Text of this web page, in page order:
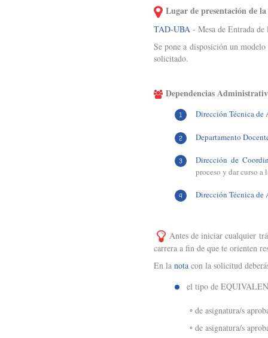
Lugar de presentación de
TAD-UBA - Mesa de Entrada
Se pone a disposición un
solicitado.
Dependencias
Dirección Técnica de
Departamento
Dirección de
proceso y dar curso
Dirección Técnica de
Antes de iniciar cualquier
carrera a fin de que te orienten
En la nota con la solicitud
el tipo de
◦ de asignatura/s
◦ de asignatura/s